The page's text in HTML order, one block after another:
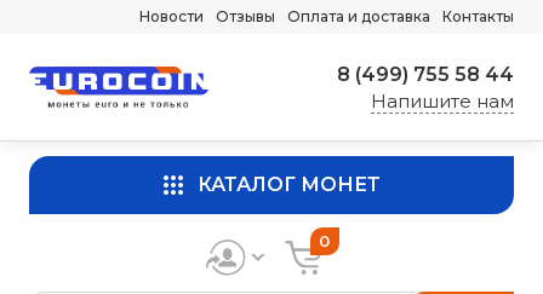
Новости Отзывы Оплата и доставка Контакты
8 (499) 755 58 44
Напишите нам
КАТАЛОГ МОНЕТ
0